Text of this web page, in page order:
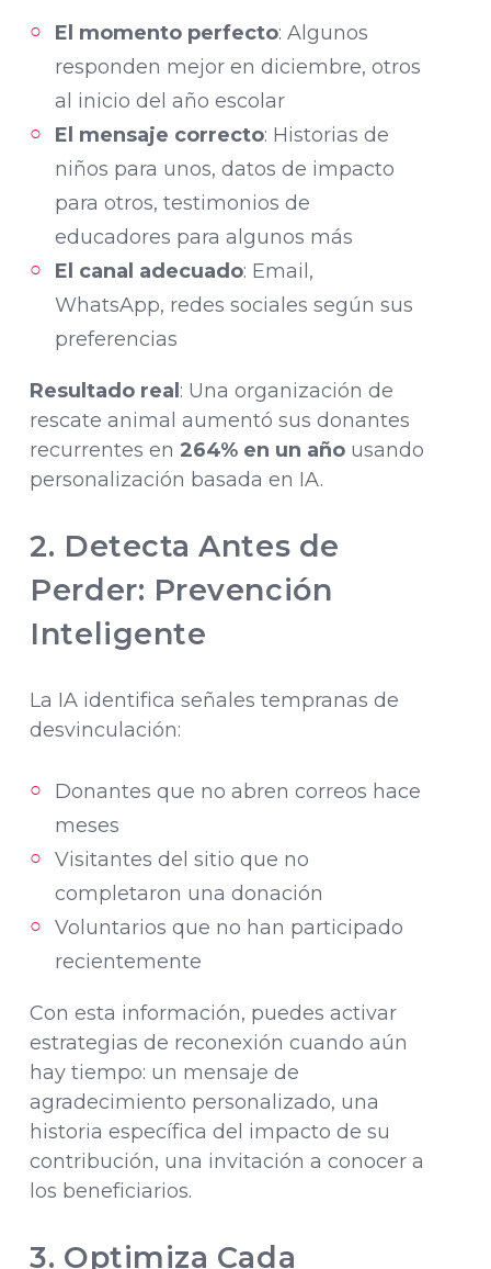
El momento perfecto: Algunos
responden mejor en diciembre, otros
al inicio del año escolar
El mensaje correcto: Historias de
niños para unos, datos de impacto
para otros, testimonios de
educadores para algunos más
El canal adecuado: Email,
WhatsApp, redes sociales según sus
preferencias
Resultado real : Una organización de
rescate animal aumentó sus donantes
recurrentes en264% en un año usando
personalización basada en IA.
2. Detecta Antes de
Perder: Prevención
Inteligente
La IA identifica señales tempranas de
desvinculación:
Donantes que no abren correos hace
meses
Visitantes del sitio que no
completaron una donación
Voluntarios que no han participado
recientemente
Con esta información, puedes activar
estrategias de reconexión cuando aún
hay tiempo: un mensaje de
agradecimiento personalizado, una
historia específica del impacto de su
contribución, una invitación a conocer a
los beneficiarios.
3. Optimiza Cada